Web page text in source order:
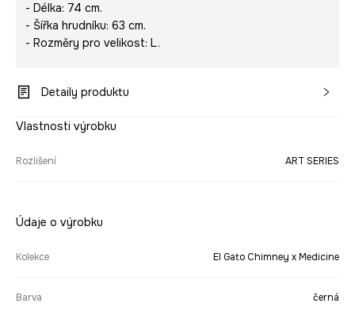
- Délka: 74 cm.
- Šířka hrudníku: 63 cm.
- Rozměry pro velikost: L.
Detaily produktu
Vlastnosti výrobku
Rozlišení ART SERIES
Údaje o výrobku
Kolekce El Gato Chimney x Medicine
Barva černá